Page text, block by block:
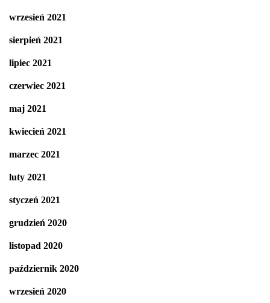
wrzesień 2021
sierpień 2021
lipiec 2021
czerwiec 2021
maj 2021
kwiecień 2021
marzec 2021
luty 2021
styczeń 2021
grudzień 2020
listopad 2020
październik 2020
wrzesień 2020